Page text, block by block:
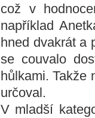
což v
například
hned dvakrát a
se couvalo
hůlkami. Takže
určoval.
V mladší